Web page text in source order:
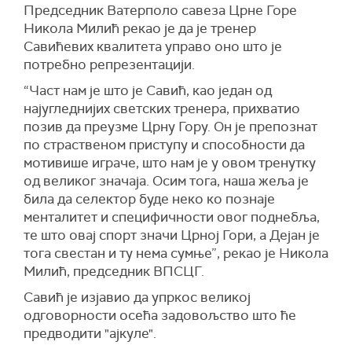
Председник Ватерполо савеза Црне Горе
Никола Милић рекао је да је тренер
Савићевих квалитета управо оно што је
потребно репрезентацији.
“Част нам је што је Савић, као један од
најугледнијих светских тренера, прихватио
позив да преузме Црну Гору. Он је препознат
по страственом приступу и способности да
мотивише играче, што нам је у овом тренутку
од великог значаја. Осим тога, наша жеља је
била да селектор буде неко ко познаје
менталитет и специфичности овог поднебља,
те што овај спорт значи Црној Гори, а Дејан је
тога свестан и ту нема сумње”, рекао је Никола
Милић, председник ВПСЦГ.
Савић је изјавио да упркос великој
одговорности осећа задовољство што ће
предводити "ајкуле".